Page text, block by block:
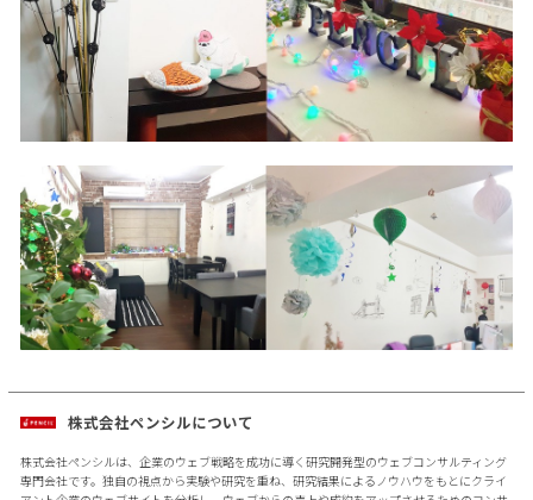
株式会社ペンシルについて
株式会社ペンシルは、企業のウェブ戦略を成功に導く研究開発型のウェブコンサルティング
専門会社です。独自の視点から実験や研究を重ね、研究結果によるノウハウをもとにクライ